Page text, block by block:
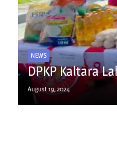
NEWS
DPKP Kaltara
August 19, 2024